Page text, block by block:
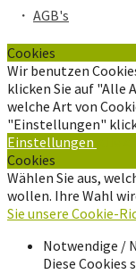
・ AGB's
Cookies
Wir benutzen
klicken Sie auf "Alle
welche Art von
"Einstellungen"
Einstellungen
Cookies
Wählen Sie aus,
wollen. Ihre Wahl
Sie unsere Cookie-
Notwendige /
Diese Cookies